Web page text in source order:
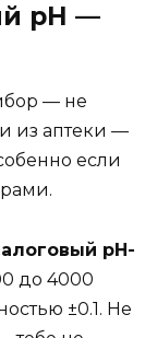
pH —
— не
из аптеки —
если
pH-
до 4000
±0.1. Не